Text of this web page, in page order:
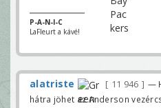
P-A-N-I-C
LaFleurt a kávé!
alatriste 11 946
—
hátra jöhet az Anderson